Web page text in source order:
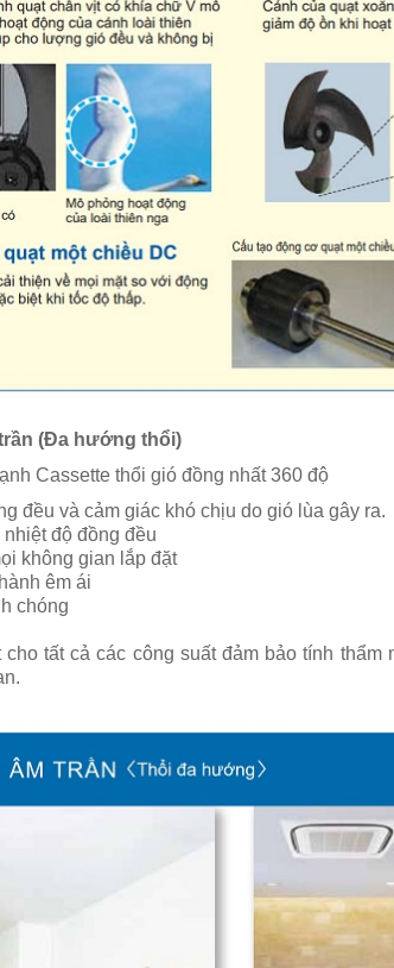
(Đa hướng thổi)
Cassette thổi gió đồng nhất 360 độ
đều và cảm giác khó chịu do gió lùa gây ra.
độ đồng đều
không gian lắp đặt
êm ái
chóng
cho tất cả các công suất đảm bảo tính